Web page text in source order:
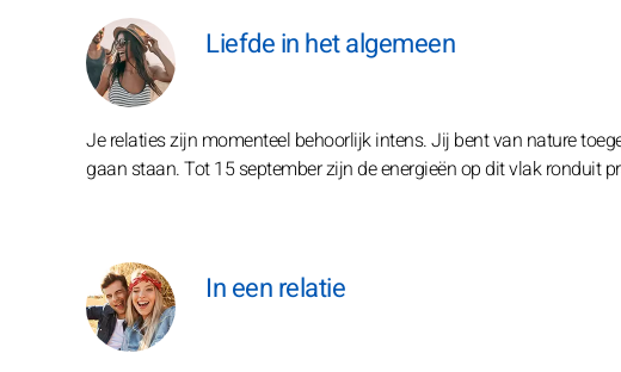
Liefde in het algemeen
Je relaties zijn momenteel behoorlijk intens. Jij bent van nature
gaan staan. Tot 15 september zijn de energieën op dit vlak ronduit
In een relatie